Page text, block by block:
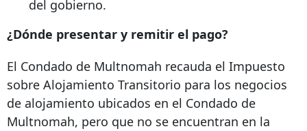
del gobierno.
¿Dónde presentar y remitir el pago?
El Condado de Multnomah recauda el Impuesto
sobre Alojamiento Transitorio para los negocios
de alojamiento ubicados en el Condado de
Multnomah, pero que no se encuentran en la